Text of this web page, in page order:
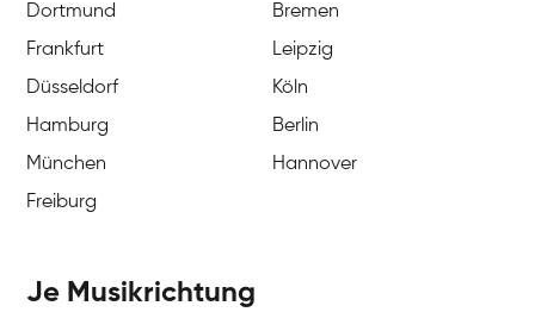
Dortmund
Bremen
Frankfurt
Leipzig
Düsseldorf
Köln
Hamburg
Berlin
München
Hannover
Freiburg
Je Musikrichtung